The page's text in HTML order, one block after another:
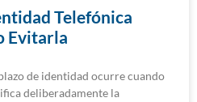
Telefónica
Evitarla
de identidad ocurre cuando
deliberadamente la